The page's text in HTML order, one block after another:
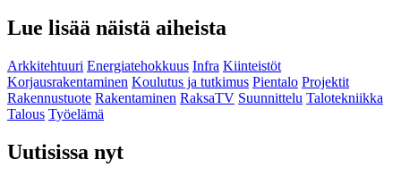
Lue lisää näistä aiheista
Arkkitehtuuri Energiatehokkuus Infra Kiinteistöt
Korjausrakentaminen Koulutus ja tutkimus Pientalo Projektit
Rakennustuote Rakentaminen RaksaTV Suunnittelu Talotekniikka
Talous Työelämä
Uutisissa nyt